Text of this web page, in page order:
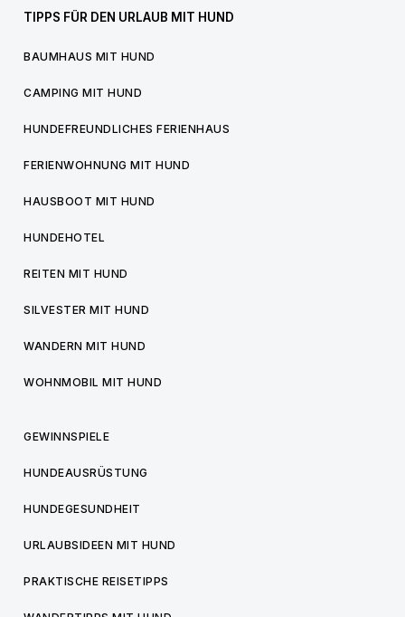
TIPPS FÜR DEN URLAUB MIT HUND
BAUMHAUS MIT HUND
CAMPING MIT HUND
HUNDEFREUNDLICHES FERIENHAUS
FERIENWOHNUNG MIT HUND
HAUSBOOT MIT HUND
HUNDEHOTEL
REITEN MIT HUND
SILVESTER MIT HUND
WANDERN MIT HUND
WOHNMOBIL MIT HUND
GEWINNSPIELE
HUNDEAUSRÜSTUNG
HUNDEGESUNDHEIT
URLAUBSIDEEN MIT HUND
PRAKTISCHE REISETIPPS